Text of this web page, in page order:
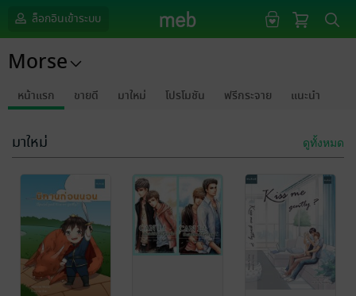
ล็อกอินเข้าระบบ
Morse
หน้าแรก ขายดี มาใหม่ โปรโมชัน ฟรีกระจาย แนะนำ
มาใหม่ ดูทั้งหมด